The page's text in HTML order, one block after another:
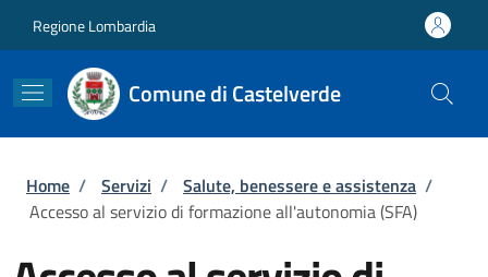
Regione Lombardia
Comune di Castelverde
Briciole di pane
Home / Servizi / Salute, benessere e assistenza /
Accesso al servizio di formazione all'autonomia (SFA)